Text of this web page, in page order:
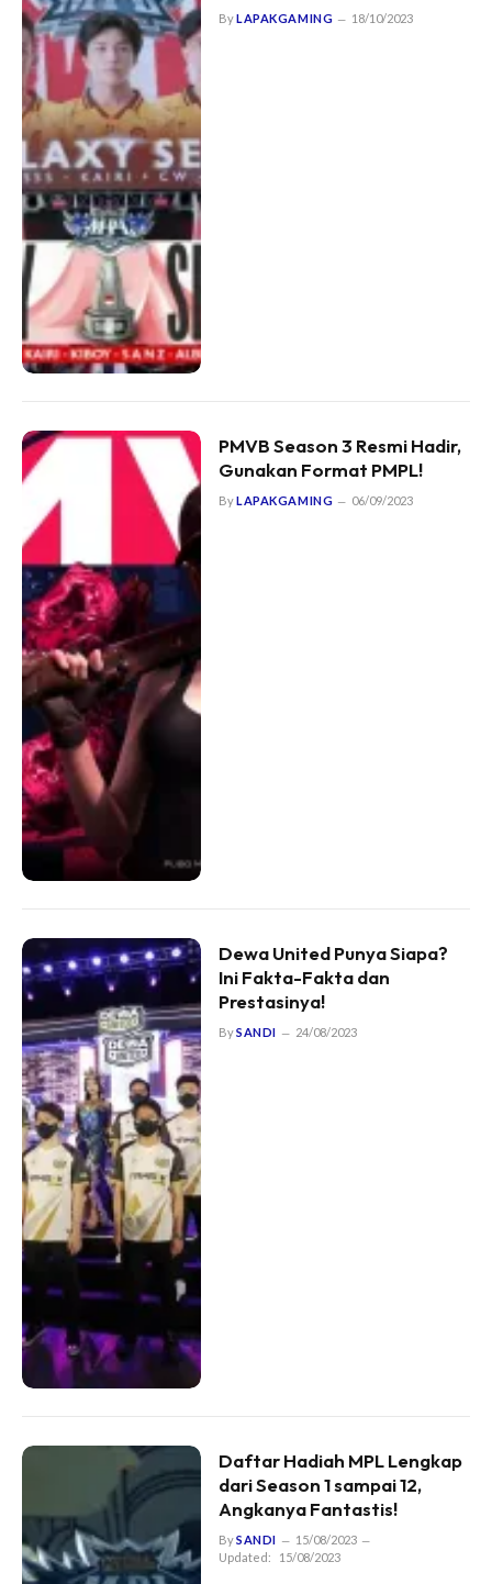
ByLAPAKGAMING 18/10/2023
PMVB Season 3 Resmi Hadir,
Gunakan Format PMPL!
ByLAPAKGAMING 06/09/2023
Dewa United Punya Siapa?
Ini Fakta-Fakta dan
Prestasinya!
BySANDI 24/08/2023
Daftar Hadiah MPL Lengkap
dari Season 1 sampai 12,
Angkanya Fantastis!
BySANDI
15/08/2023
Updated:
15/08/2023